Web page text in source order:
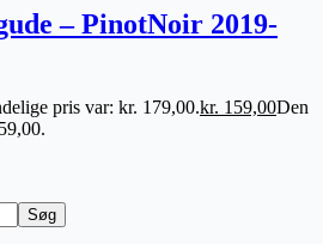
– PinotNoir 2019-
pris var: kr. 179,00.kr. 159,00Den
Søg